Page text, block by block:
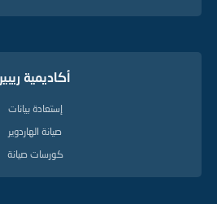
أكاديمية ريبير
إستعادة بيانات
صيانة الهاردوير
كورسات صيانة